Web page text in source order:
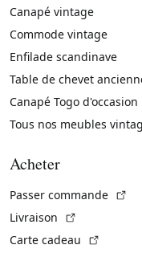
Canapé vintage
Commode vintage
Enfilade scandinave
Table de chevet
Canapé Togo d'occasion
Tous nos meubles
Acheter
Passer commande
Livraison
Carte cadeau